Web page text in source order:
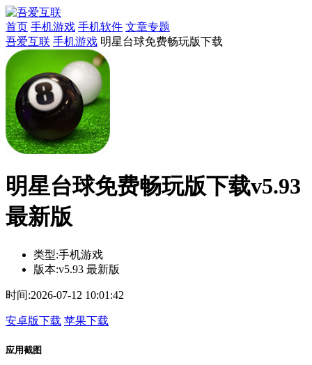
首页 手机游戏 手机软件 文章专题
吾爱互联 手机游戏 明星台球免费畅玩版下载
明星台球免费畅玩版下载v5.93
最新版
类型:手机游戏
版本:v5.93 最新版
时间:2026-07-12 10:01:42
安卓版下载 苹果下载
应用截图